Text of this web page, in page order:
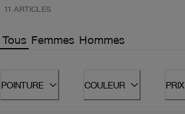
11 ARTICLES
Tous Femmes Hommes
POINTURE COULEUR PRIX